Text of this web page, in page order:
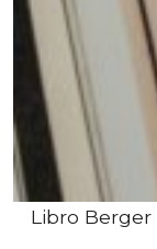
Libro Berger